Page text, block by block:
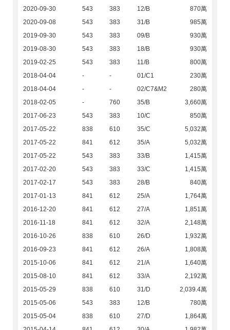
2020-09-30 543 383 12/B
870萬
2020-09-08
543 383 31/B
985萬
2019-09-30
543 383 09/B
930萬
2019-08-30
543 383 18/B
930萬
2019-02-25
543 383 11/B
800萬
2018-04-04
- - 01/C1
230萬
2018-04-04
- - 02/C7&M2
280萬
2018-02-05
- 760 35/B
3,660萬
2017-06-23
543 383 10/C
850萬
2017-05-22
838 610 35/C
5,032萬
2017-05-22
841 612 35/A
5,032萬
2017-05-22
543 383 33/B
1,415萬
2017-02-20
543 383 33/C
1,415萬
2017-02-17
543 383 28/B
840萬
2017-01-13
841 612 25/A
1,764萬
2016-12-20
841 612 27/A
1,851萬
2016-11-18
841 612 32/A
2,148萬
2016-10-26
838 610 26/D
1,932萬
2016-09-23
841 612 26/A
1,808萬
2015-10-06
841 612 21/A
1,640萬
2015-08-10
841 612 33/A
2,192萬
2015-05-29
838 610 31/D
2,039.4萬
2015-05-06
543 383 12/B
780萬
2015-05-04
838 610 27/D
1,864萬